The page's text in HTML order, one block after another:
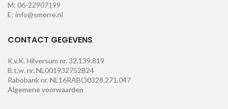
M: 06-22907199
E: info@smorre.nl
CONTACT GEGEVENS
K.v.K. Hilversum nr. 32.139.819
B.t.w. nr. NL001932752B24
Rabobank nr. NL16RABO0328.271.047
Algemene voorwaarden